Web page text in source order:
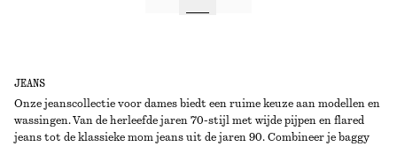
JEANS
Onze jeanscollectie voor dames biedt een ruime keuze aan modellen en
wassingen. Van de herleefde jaren 70-stijl met wijde pijpen en flared
jeans tot de klassieke mom jeans uit de jaren 90. Combineer je baggy